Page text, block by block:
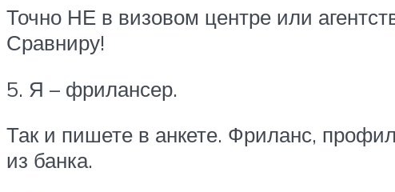
Точно НЕ в визовом центре или
Сравниру!
5. Я – фрилансер.
Так и пишете в анкете. Фриланс,
из банка.